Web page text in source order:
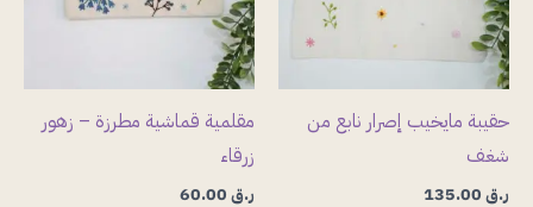
حقيبة مايخيب إصرار نابع من
شغف
ر.ق
مقلمية قماشية مطرزة – زهور
زرقاء
ر.ق